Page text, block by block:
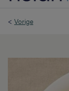
< Vorige